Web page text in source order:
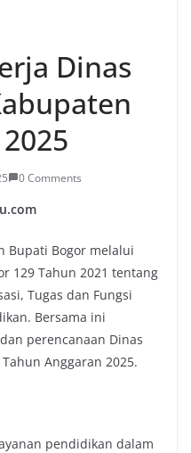
Dinas
0 Comments
Bupati Bogor melalui
129 Tahun 2021 tentang
Tugas dan Fungsi
Bersama ini
perencanaan Dinas
Anggaran 2025.
pendidikan dalam